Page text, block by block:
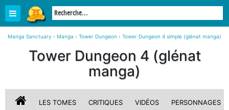
Manga Sanctuary › Manga › Tower Dungeon › Tower Dungeon 4 simple (glénat manga)
Tower Dungeon 4 (glénat
manga)
LES TOMES CRITIQUES VIDÉOS PERSONNAGES